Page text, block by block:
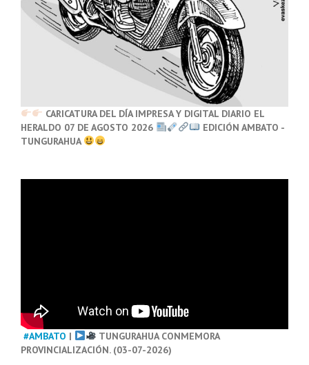
CARICATURA DEL DÍA IMPRESA Y DIGITAL DIARIO EL
HERALDO 07 DE AGOSTO 2026
EDICIÓN AMBATO -
TUNGURAHUA
#AMBATO |
TUNGURAHUA CONMEMORA
PROVINCIALIZACIÓN. (03-07-2026)